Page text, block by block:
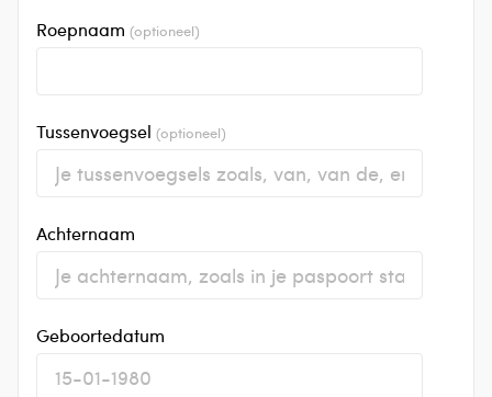
Roepnaam (optioneel)
Tussenvoegsel (optioneel)
Achternaam
Geboortedatum